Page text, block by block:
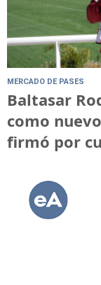
MERCADO DE PASES
Baltasar
como
firmó por